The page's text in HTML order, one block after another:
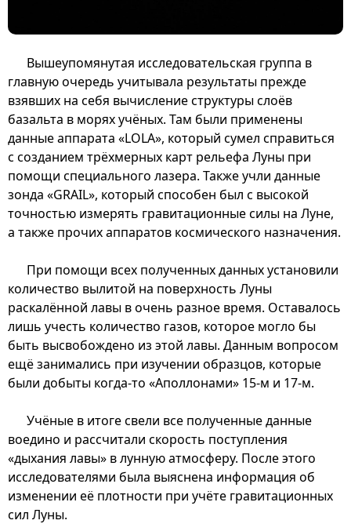
Вышеупомянутая исследовательская группа в
главную очередь учитывала результаты прежде
взявших на себя вычисление структуры слоёв
базальта в морях учёных. Там были применены
данные аппарата «LOLA», который сумел справиться
с созданием трёхмерных карт рельефа Луны при
помощи специального лазера. Также учли данные
зонда «GRAIL», который способен был с высокой
точностью измерять гравитационные силы на Луне,
а также прочих аппаратов космического назначения.
При помощи всех полученных данных установили
количество вылитой на поверхность Луны
раскалённой лавы в очень разное время. Оставалось
лишь учесть количество газов, которое могло бы
быть высвобождено из этой лавы. Данным вопросом
ещё занимались при изучении образцов, которые
были добыты когда-то «Аполлонами» 15-м и 17-м.
Учёные в итоге свели все полученные данные
воедино и рассчитали скорость поступления
«дыхания лавы» в лунную атмосферу. После этого
исследователями была выяснена информация об
изменении её плотности при учёте гравитационных
сил Луны.